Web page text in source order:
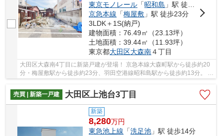
東京モノレール 「昭和島 」駅 徒歩13分
京急本線 「梅屋敷 」駅 徒歩23分
3LDK＋1S(納戸)
建物面積：76.49㎡（23.13坪）
土地面積：39.44㎡（11.93坪）
東京都大田区大森南４丁目
大田区大森南4丁目に新築戸建が登場！ 京急本線大森町駅から徒歩約20
分・梅屋敷駅から徒歩約23分、羽田空港線昭和島駅から徒歩約13分。 2
売買 | 新築一戸建
大田区上池台3丁目
新築
8,280万円
東急池上線 「洗足池 」駅 徒歩14分